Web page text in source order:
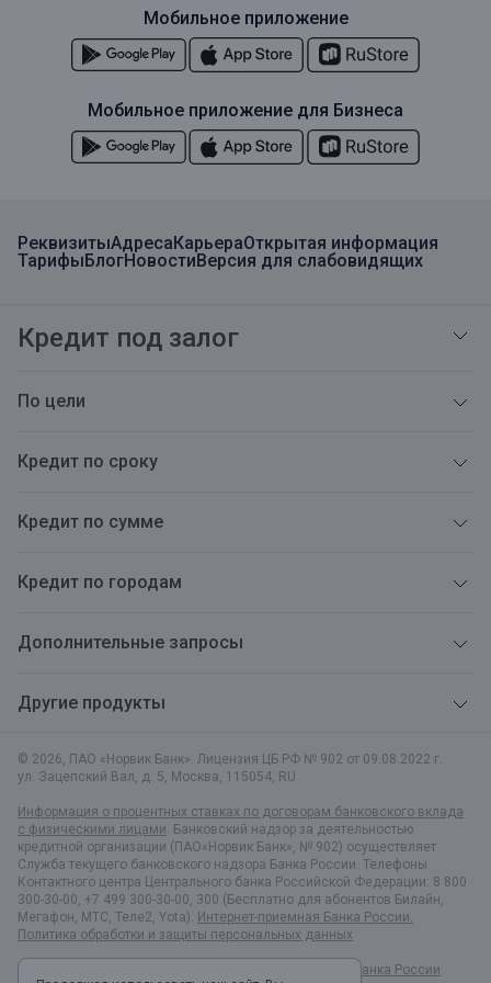
© 2026, ПАО «Норвик Банк». Лицензия ЦБ РФ № 902 от 09.08.2022 г.
ул. Зацепский Вал, д. 5, Москва, 115054, RU
Информация о процентных ставках по договорам банковского вклада
с физическими лицами. Банковский надзор за деятельностью
кредитной организации (ПАО«Норвик Банк», № 902) осуществляет
Служба текущего банковского надзора Банка России. Телефоны
Контактного центра Центрального банка Российской Федерации: 8 800
300-30-00, +7 499 300-30-00, 300 (Бесплатно для абонентов Билайн,
Мегафон, МТС, Теле2, Yota). Интернет-приемная Банка России.
Политика обработки и защиты персональных данных
Раскрытие информации в соответствии c Указанием Банка России
РеквизитыАдресаКарьераОткрытая информация
ТарифыБлогНовостиВерсия для слабовидящих
Кредит под залог
По цели
Кредит по сроку
Кредит по сумме
Кредит по городам
Дополнительные запросы
Другие продукты
Мобильное приложение
Мобильное приложение для Бизнеса